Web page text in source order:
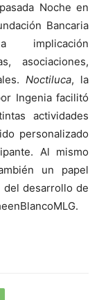
Noche en
Bancaria
implicación
asociaciones,
Noctiluca, la
Ingenia facilitó
actividades
personalizado
Al mismo
un papel
desarrollo de